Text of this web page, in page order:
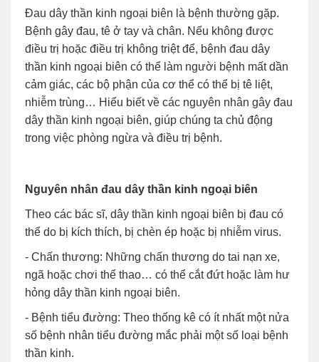
Đau dây thần kinh ngoại biên là bệnh thường gặp.
Bệnh gây đau, tê ở tay và chân. Nếu không được
điều trị hoặc điều trị không triệt để, bệnh đau dây
thần kinh ngoại biên có thể làm người bệnh mất dần
cảm giác, các bộ phận của cơ thể có thể bị tê liệt,
nhiễm trùng… Hiểu biết về các nguyên nhân gây đau
dây thần kinh ngoại biên, giúp chúng ta chủ động
trong việc phòng ngừa và điều trị bệnh.
Nguyên nhân đau dây thần kinh ngoại biên
Theo các bác sĩ, dây thần kinh ngoại biên bị đau có
thể do bị kích thích, bị chèn ép hoặc bị nhiễm virus.
- Chấn thương: Những chấn thương do tai nạn xe,
ngã hoặc chơi thể thao… có thể cắt đứt hoặc làm hư
hỏng dây thần kinh ngoại biên.
- Bệnh tiểu đường: Theo thống kê có ít nhất một nửa
số bệnh nhân tiểu đường mắc phải một số loại bệnh
thần kinh.